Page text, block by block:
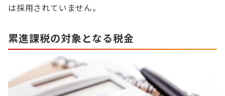
は採用されていません。
累進課税の対象となる税金